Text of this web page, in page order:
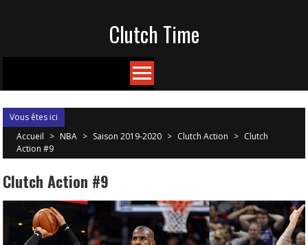
Clutch Time
Vous êtes ici
Accueil > NBA > Saison 2019-2020 > Clutch Action > Clutch
Action #9
Clutch Action #9